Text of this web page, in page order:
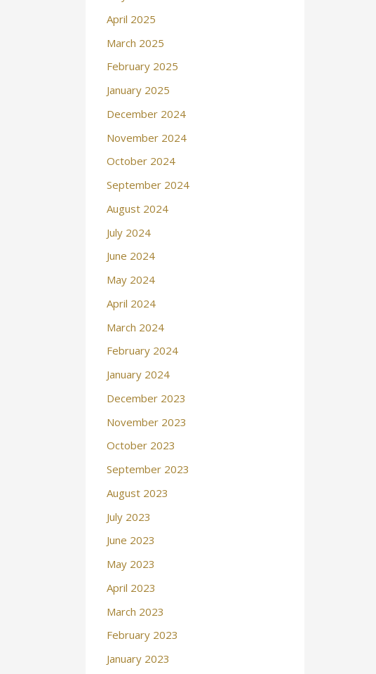
April 2025
March 2025
February 2025
January 2025
December 2024
November 2024
October 2024
September 2024
August 2024
July 2024
June 2024
May 2024
April 2024
March 2024
February 2024
January 2024
December 2023
November 2023
October 2023
September 2023
August 2023
July 2023
June 2023
May 2023
April 2023
March 2023
February 2023
January 2023